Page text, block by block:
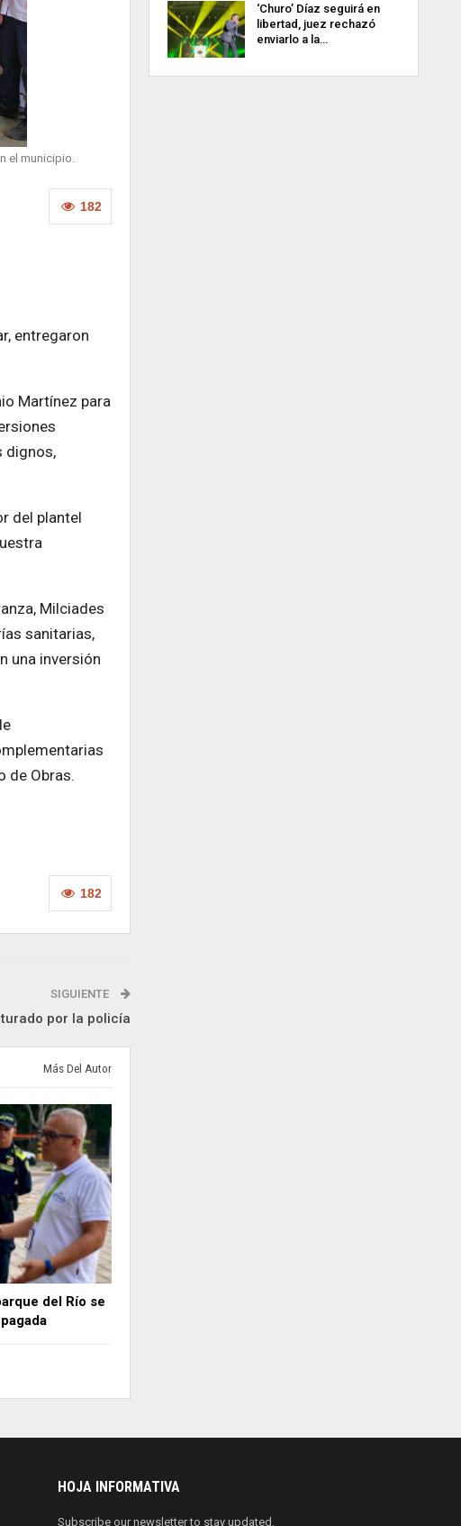
el municipio.
182
entregaron
Martínez para
dignos,
del plantel
Milciades
sanitarias,
una inversión
de Obras.
182
SIGUIENTE
por la policía
Más Del Autor
del Río se
‘Churo’ Díaz seguirá en
libertad, juez rechazó
enviarlo a la…
HOJA INFORMATIVA
Subscribe our newsletter to stay updated.